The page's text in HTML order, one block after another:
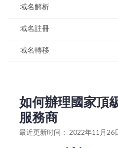
實名製審核常見問題及解答
網域到期刪除規則
域名到期刪除規則
域名如何使用dnssec
如何批量離線註冊域名
如何升級域名解析版本
域名解析
ddns-go內網穿透 實現動態IP
域名獨立解析API-介面文檔
域名如何解析指向郵局
雲解析域名如何做URL跳轉指
域名註冊
域名模闆服務協議
域名轉移
國際英文域名轉入流程
如何進行域名轉出（獲取域名
如何辦理國家頂
服務商
最近更新时间： 2022年11月26